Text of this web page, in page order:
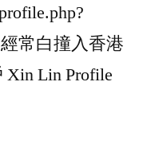
常白撞入香港
Xin Lin Profile